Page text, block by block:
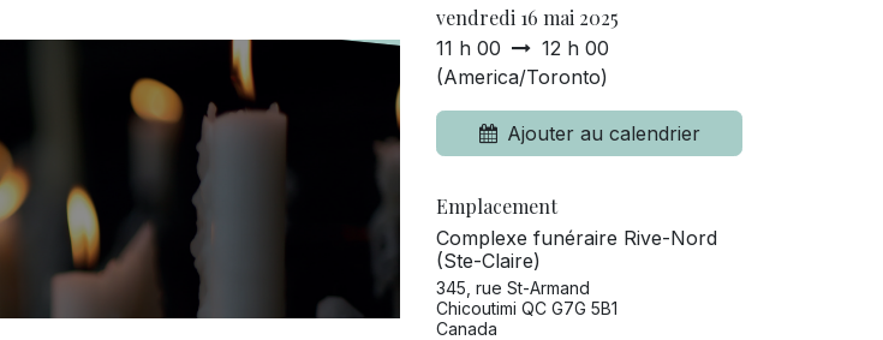
vendredi 16 mai 2025
11 h 00
12 h 00
(America/Toronto)
Ajouter au calendrier
Emplacement
Complexe funéraire Rive-Nord
(Ste-Claire)
345, rue St-Armand
Chicoutimi QC G7G 5B1
Canada